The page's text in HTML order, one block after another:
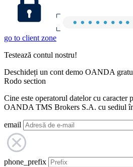
go to client zone
Testează contul nostru!
Deschideți un cont demo OANDA
Rodo section
Cine este operatorul datelor cu caracter
OANDA TMS Brokers S.A. cu sediul
email
phone_prefix